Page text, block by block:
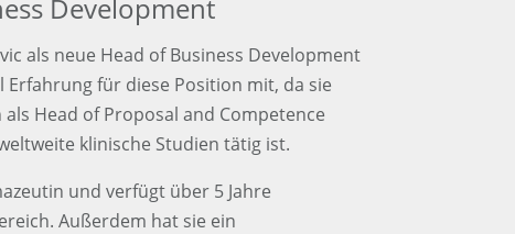
Development
als neue Head of Business Development
für diese Position mit, da sie
Head of Proposal and Competence
klinische Studien tätig ist.
und verfügt über 5 Jahre
Außerdem hat sie ein